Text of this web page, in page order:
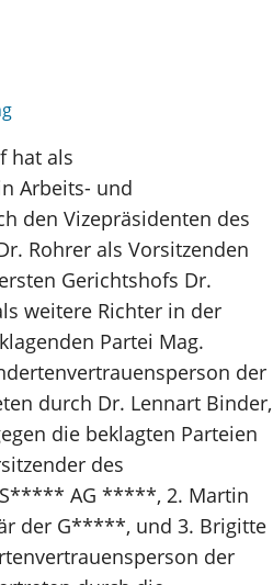
hat als
Arbeits- und
den Vizepräsidenten des
Rohrer als Vorsitzenden
Gerichtshofs Dr.
weitere Richter in der
Partei Mag.
der
durch Dr. Lennart Binder,
die beklagten Parteien
des
AG *****, 2. Martin
der G*****, und 3. Brigitte
der